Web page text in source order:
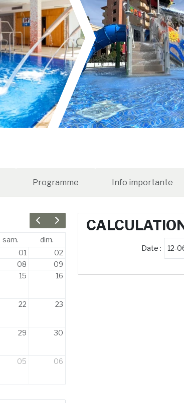
Programme Info importante
Previous month
Next month
sam.
dim.
01
02
08
09
15 16
22 23
29 30
05 06
Date :